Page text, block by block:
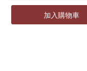
加入購物車